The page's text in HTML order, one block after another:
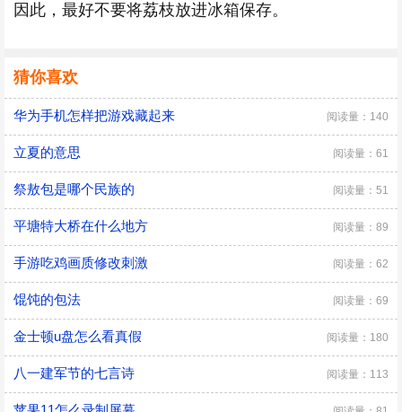
因此，最好不要将荔枝放进冰箱保存。
猜你喜欢
华为手机怎样把游戏藏起来 阅读量：140
立夏的意思 阅读量：61
祭敖包是哪个民族的 阅读量：51
平塘特大桥在什么地方 阅读量：89
手游吃鸡画质修改刺激 阅读量：62
馄饨的包法 阅读量：69
金士顿u盘怎么看真假 阅读量：180
八一建军节的七言诗 阅读量：113